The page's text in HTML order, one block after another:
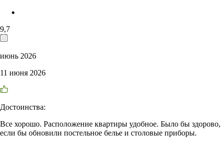
9,7
июнь 2026
11 июня 2026
Достоинства:
Все хорошо. Расположение квартиры удобное. Было бы здорово,
если бы обновили постельное белье и столовые приборы.